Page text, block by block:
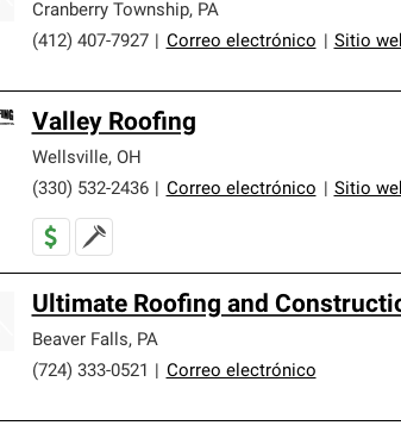
Cranberry Township, PA
(412) 407-7927
Correo electrónico Sitio
Valley Roofing
Wellsville, OH
(330) 532-2436
Correo electrónico Sitio
Ultimate Roofing and
Beaver Falls, PA
(724) 333-0521
Correo electrónico